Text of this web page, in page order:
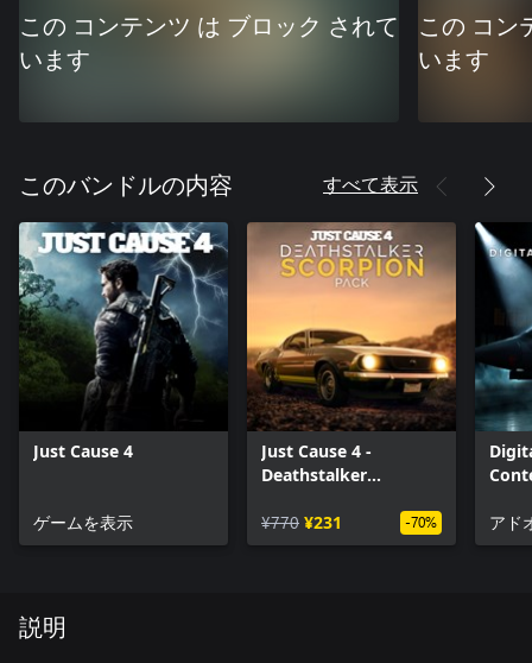
この コンテンツ は ブロック されて
います
この コン
います
このバンドルの内容 すべて表示
Just Cause 4
ゲームを表示
Just Cause 4 -
Deathstalker
¥770 ¥231 -70% アド
説明